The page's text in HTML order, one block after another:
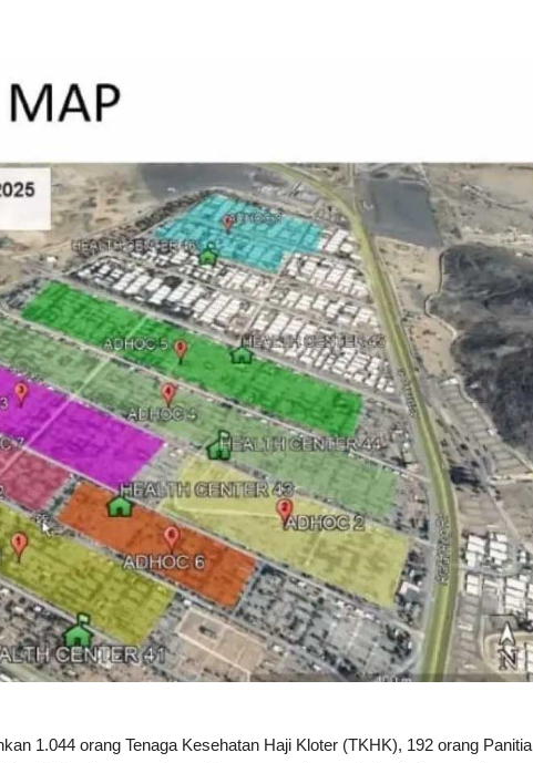
1.044 orang Tenaga Kesehatan Haji Kloter (TKHK), 192 orang Panitia